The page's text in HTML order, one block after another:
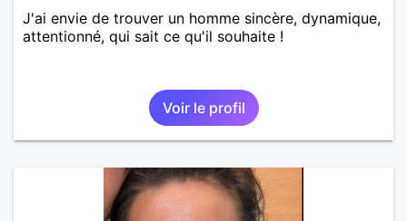
J'ai envie de trouver un homme sincère, dynamique,
attentionné, qui sait ce qu'il souhaite !
Voir le profil